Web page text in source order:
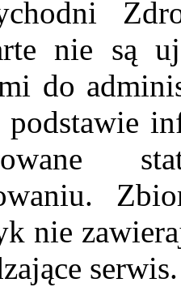
nie są
do
podstawie
nie
serwis.